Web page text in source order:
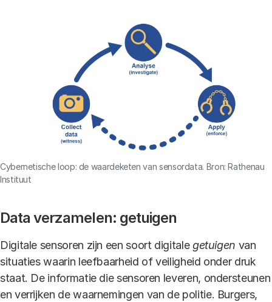
Cybernetische loop: de waardeketen van sensordata. Bron: Rathenau
Instituut
Data verzamelen: getuigen
Digitale sensoren zijn een soort digitale getuigen van
situaties waarin leefbaarheid of veiligheid onder druk
staat. De informatie die sensoren leveren, ondersteunen
en verrijken de waarnemingen van de politie. Burgers,